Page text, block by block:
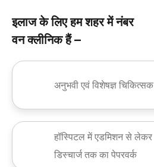
इलाज के लिए हम शहर में नंबर
वन क्लीनिक हैं –
अनुभवी एवं विशेषज्ञ चिकित्सक
हॉस्पिटल में एडमिशन से लेकर
डिस्चार्ज तक का पेपरवर्क